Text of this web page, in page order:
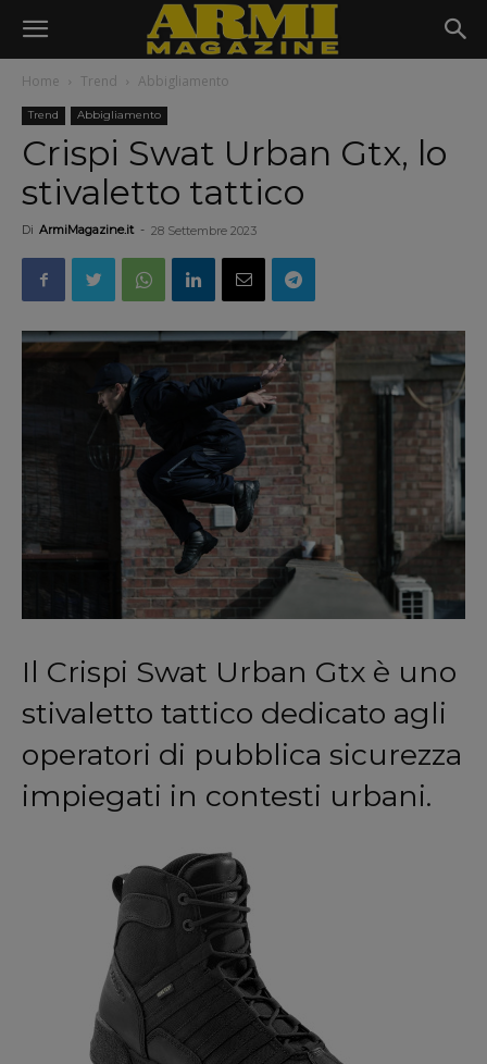
Home Trend Abbigliamento
Trend Abbigliamento
Crispi Swat Urban Gtx, lo
stivaletto tattico
Di ArmiMagazine.it - 28 Settembre 2023
Il Crispi Swat Urban Gtx è uno
stivaletto tattico dedicato agli
operatori di pubblica sicurezza
impiegati in contesti urbani.